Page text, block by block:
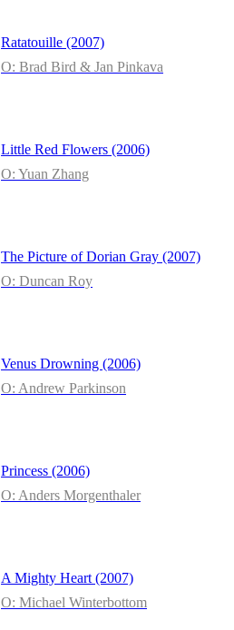
Ratatouille (2007)
O: Brad Bird & Jan Pinkava
Little Red Flowers (2006)
O: Yuan Zhang
The Picture of Dorian Gray (2007)
O: Duncan Roy
Venus Drowning (2006)
O: Andrew Parkinson
Princess (2006)
O: Anders Morgenthaler
A Mighty Heart (2007)
O: Michael Winterbottom